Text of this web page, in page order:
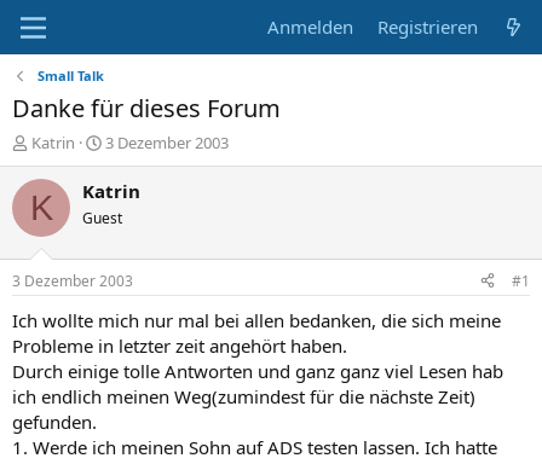
Anmelden Registrieren
Small Talk
Danke für dieses Forum
E
r
s
l
e
r
Katrin
E
r
s
e
l
t
a
3 Dezember 2003
K Katrin
Guest
3 Dezember 2003 #1
Ich wollte mich nur mal bei allen bedanken, die sich meine
Probleme in letzter zeit angehört haben.
Durch einige tolle Antworten und ganz ganz viel Lesen hab
ich endlich meinen Weg(zumindest für die nächste Zeit)
gefunden.
1. Werde ich meinen Sohn auf ADS testen lassen. Ich hatte